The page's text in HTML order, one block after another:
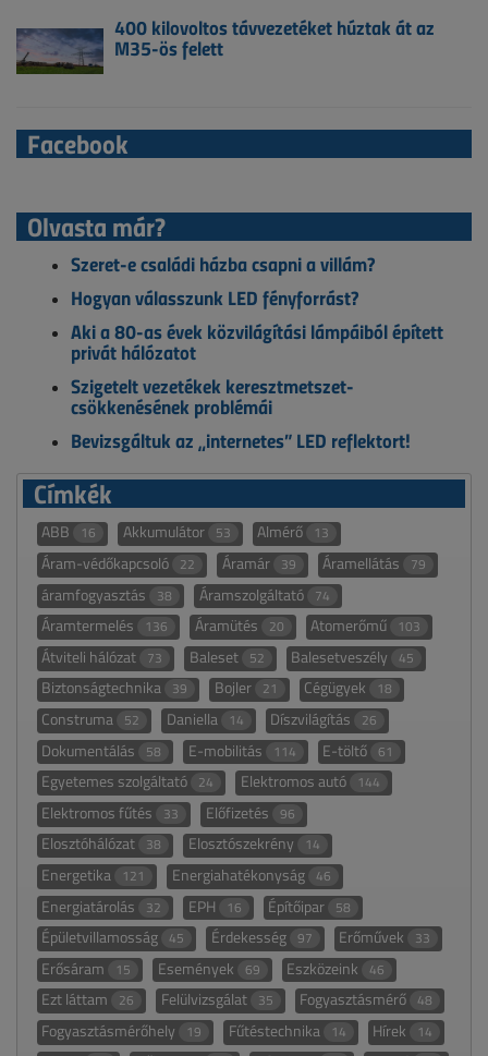
400 kilovoltos távvezetéket húztak át az
M35-ös felett
Facebook
Olvasta már?
Szeret-e családi házba csapni a villám?
Hogyan válasszunk LED fényforrást?
Aki a 80-as évek közvilágítási lámpáiból épített
privát hálózatot
Szigetelt vezetékek keresztmetszet-
csökkenésének problémái
Bevizsgáltuk az „internetes” LED reflektort!
Címkék
ABB 16 Akkumulátor 53 Almérő 13
Áram-védőkapcsoló 22 Áramár 39 Áramellátás 79
áramfogyasztás 38 Áramszolgáltató 74
Áramtermelés 136 Áramütés 20 Atomerőmű 103
Átviteli hálózat 73 Baleset 52 Balesetveszély 45
Biztonságtechnika 39 Bojler 21 Cégügyek 18
Construma 52 Daniella 14 Díszvilágítás 26
Dokumentálás 58 E-mobilitás 114 E-töltő 61
Egyetemes szolgáltató 24 Elektromos autó 144
Elektromos fűtés 33 Előfizetés 96
Elosztóhálózat 38 Elosztószekrény 14
Energetika 121 Energiahatékonyság 46
Energiatárolás 32 EPH 16 Építőipar 58
Épületvillamosság 45 Érdekesség 97 Erőművek 33
Erősáram 15 Események 69 Eszközeink 46
Ezt láttam 26 Felülvizsgálat 35 Fogyasztásmérő 48
Fogyasztásmérőhely 19 Fűtéstechnika 14 Hírek 14